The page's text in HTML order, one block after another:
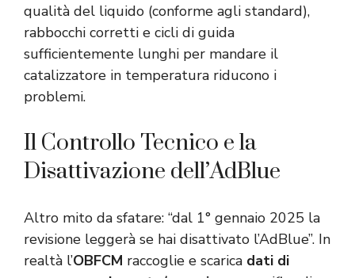
qualità del liquido (conforme agli standard),
rabbocchi corretti e cicli di guida
sufficientemente lunghi per mandare il
catalizzatore in temperatura riducono i
problemi.
Il Controllo Tecnico e la
Disattivazione dell’AdBlue
Altro mito da sfatare: “dal 1° gennaio 2025 la
revisione leggerà se hai disattivato l’AdBlue”. In
realtà l’OBFCM raccoglie e scarica dati di